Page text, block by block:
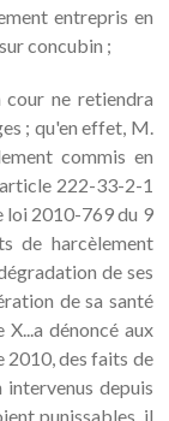
entrepris en
concubin ;
ne retiendra
; qu'en effet, M.
commis en
222-33-2-1
loi 2010-769 du 9
de harcèlement
de ses
de sa santé
dénoncé aux
2010, des faits de
depuis
punissables, il